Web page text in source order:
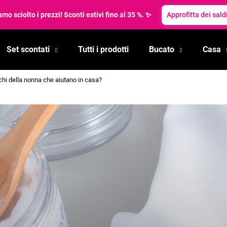
sciolto i prezzi! Sconti estivi fino al 35 %. ✨ Approfitta dei
Set scontati Tutti i prodotti Bucato Casa
della nonna che aiutano in casa?
Cosa state cercando?
Si consiglia di